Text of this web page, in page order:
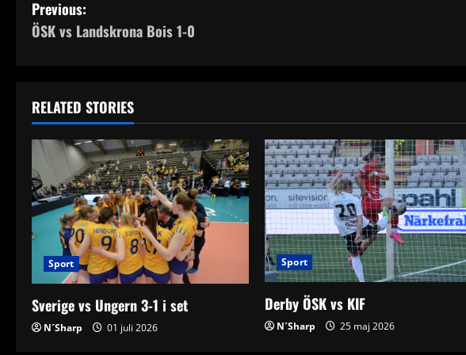
P
o
t
n
a
v
i
g
a
Previous:
ÖSK vs Landskrona Bois 1-0
RELATED STORIES
Sport
Sverige vs Ungern 3-1 i set
N´Sharp 01 juli 2026
Sport
Derby ÖSK vs KIF
N´Sharp 25 maj 2026